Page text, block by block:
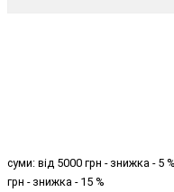
суми: від 5000 грн - знижка - 5
грн - знижка - 15 %